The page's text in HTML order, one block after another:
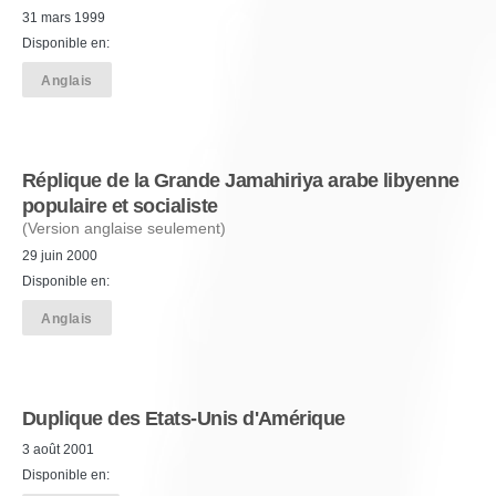
31 mars 1999
Disponible en:
Anglais
Réplique de la Grande Jamahiriya arabe libyenne
populaire et socialiste
(Version anglaise seulement)
29 juin 2000
Disponible en:
Anglais
Duplique des Etats-Unis d'Amérique
3 août 2001
Disponible en: